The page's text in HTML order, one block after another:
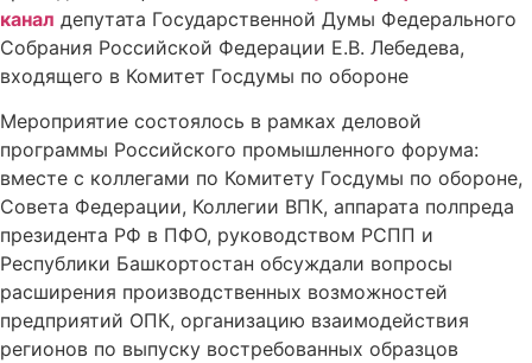
канал депутата Государственной Думы Федерального
Собрания Российской Федерации Е.В. Лебедева,
входящего в Комитет Госдумы по обороне
Мероприятие состоялось в рамках деловой
программы Российского промышленного форума:
вместе с коллегами по Комитету Госдумы по обороне,
Совета Федерации, Коллегии ВПК, аппарата полпреда
президента РФ в ПФО, руководством РСПП и
Республики Башкортостан обсуждали вопросы
расширения производственных возможностей
предприятий ОПК, организацию взаимодействия
регионов по выпуску востребованных образцов